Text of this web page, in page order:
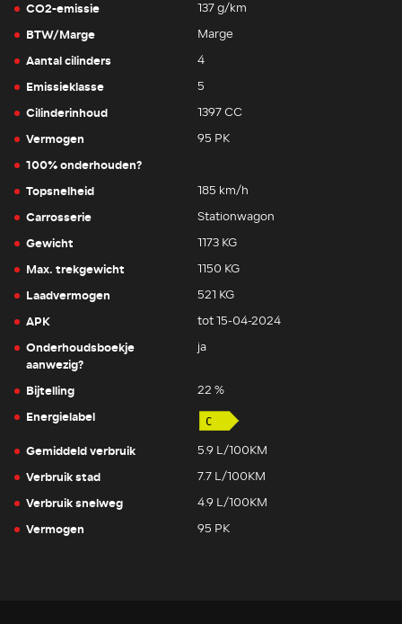
CO2-emissie 137 g/km
BTW/Marge Marge
Aantal cilinders 4
Emissieklasse 5
Cilinderinhoud 1397 CC
Vermogen 95 PK
100% onderhouden?
Topsnelheid
185 km/h
Carrosserie Stationwagon
Gewicht 1173 KG
Max. trekgewicht 1150 KG
Laadvermogen 521 KG
APK tot 15-04-2024
Onderhoudsboekje
aanwezig?
ja
Bijtelling 22 %
Energielabel
Gemiddeld verbruik
5.9 L/100KM
Verbruik stad 7.7 L/100KM
Verbruik snelweg 4.9 L/100KM
Vermogen 95 PK